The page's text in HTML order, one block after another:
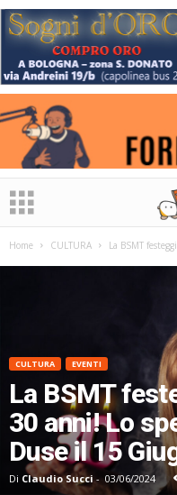
Home CULTURA La BSMT
CULTURA EVENTI
La BSMT
30 anni! Lo
Duse il 15
Di Claudio Succi- 03/06/2024